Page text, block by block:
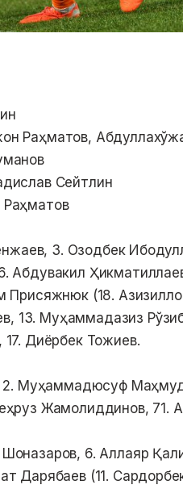
Раҳматов,
Сейтлин
3. Озодбек
Абдувакил
(18. Азизилло
13. Муҳаммадазиз
Диёрбек Тожиев.
2. Муҳаммадюсуф
Жамолиддинов, 71.
6. Аллаяр
Дарябаев (11.